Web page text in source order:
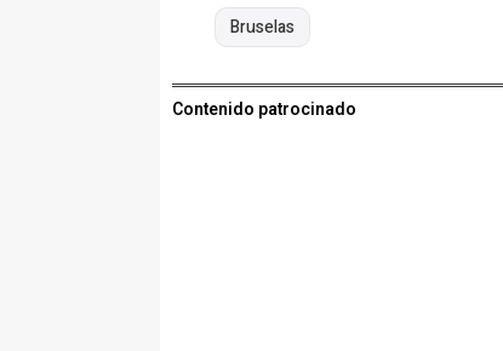
Bruselas
Contenido patrocinado